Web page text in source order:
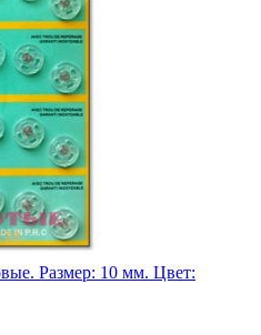
Размер: 10 мм. Цвет: